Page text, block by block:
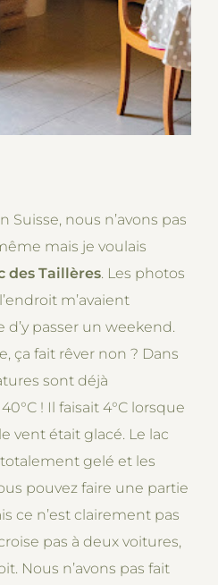
Suisse, nous n’avons pas
mais je voulais
des Taillères. Les photos
m’avaient
passer un weekend.
ça fait rêver non ? Dans
sont déjà
! Il faisait 4°C lorsque
vent était glacé. Le lac
gelé et les
pouvez faire une partie
ce n’est clairement pas
pas à deux voitures,
Nous n’avons pas fait